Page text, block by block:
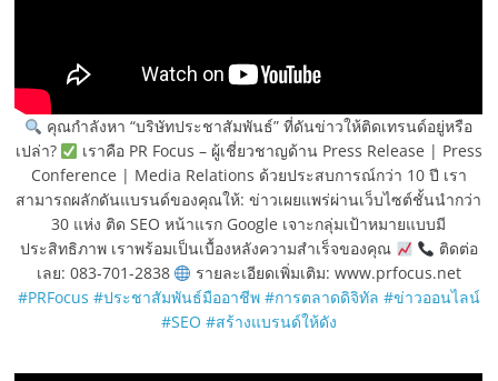
คุณกำลังหา “บริษัทประชาสัมพันธ์” ที่ดันข่าวให้ติดเทรนด์อยู่หรือ
เปล่า?
เราคือ PR Focus – ผู้เชี่ยวชาญด้าน Press Release | Press
Conference | Media Relations ด้วยประสบการณ์กว่า 10 ปี เรา
สามารถผลักดันแบรนด์ของคุณให้: ข่าวเผยแพร่ผ่านเว็บไซต์ชั้นนำกว่า
30 แห่ง ติด SEO หน้าแรก Google เจาะกลุ่มเป้าหมายแบบมี
ประสิทธิภาพ เราพร้อมเป็นเบื้องหลังความสำเร็จของคุณ
ติดต่อ
เลย: 083-701-2838
รายละเอียดเพิ่มเติม: www.prfocus.net
#PRFocus #ประชาสัมพันธ์มืออาชีพ #การตลาดดิจิทัล #ข่าวออนไลน์
#SEO #สร้างแบรนด์ให้ดัง